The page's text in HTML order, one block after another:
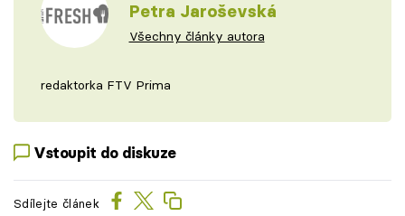
Petra Jaroševská
Všechny články autora
redaktorka FTV Prima
Vstoupit do diskuze
Sdílejte článek